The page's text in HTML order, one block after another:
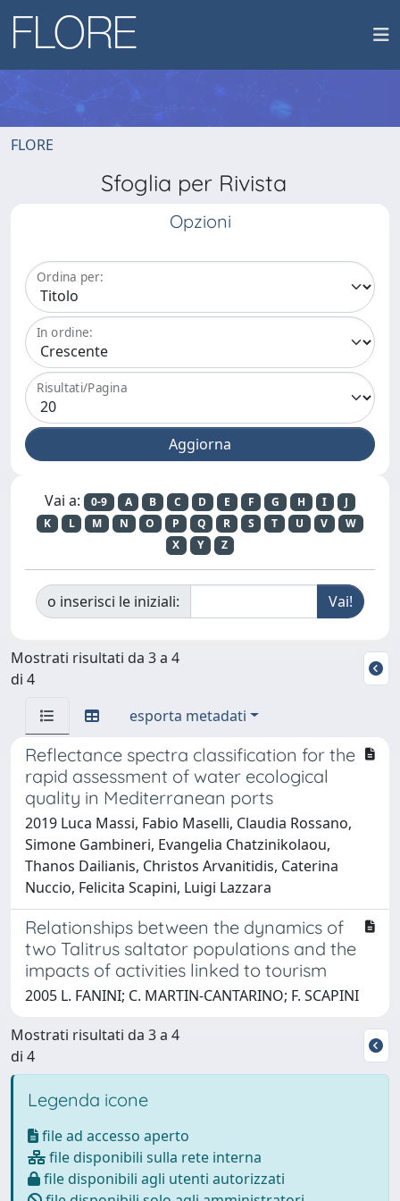
FLORE
Sfoglia per Rivista
Opzioni
Ordina per:
In ordine:
Risultati/Pagina
Vai a: 0-9 A B C D E F G H I
J
K
L M N O P Q R S T U V
W
X
Y Z
o inserisci le iniziali:
Mostrati risultati da 3 a 4
di 4
esporta metadati
Reflectance spectra classification for the
rapid assessment of water ecological
quality in Mediterranean ports
2019 Luca Massi, Fabio Maselli, Claudia Rossano,
Simone Gambineri, Evangelia Chatzinikolaou,
Thanos Dailianis, Christos Arvanitidis, Caterina
Nuccio, Felicita Scapini, Luigi Lazzara
Relationships between the dynamics of
two Talitrus saltator populations and the
impacts of activities linked to tourism
2005 L. FANINI; C. MARTIN-CANTARINO; F. SCAPINI
Mostrati risultati da 3 a 4
di 4
Legenda icone
file ad accesso aperto
file disponibili sulla rete interna
file disponibili agli utenti autorizzati